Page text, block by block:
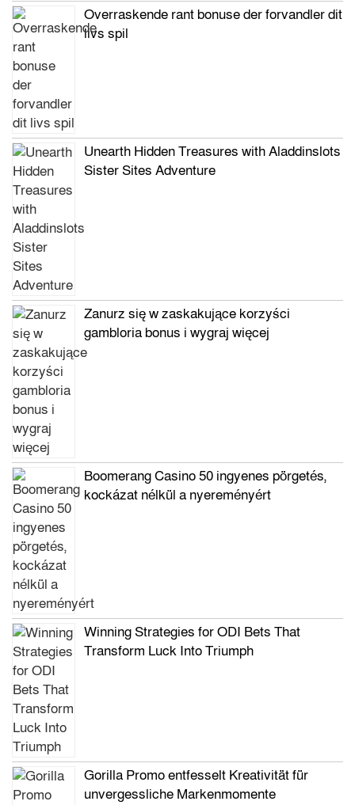
Overraskende rant bonuse der forvandler dit
livs spil
Unearth Hidden Treasures with Aladdinslots
Sister Sites Adventure
Zanurz się w zaskakujące korzyści
gambloria bonus i wygraj więcej
Boomerang Casino 50 ingyenes pörgetés,
kockázat nélkül a nyereményért
Winning Strategies for ODI Bets That
Transform Luck Into Triumph
Gorilla Promo entfesselt Kreativität für
unvergessliche Markenmomente